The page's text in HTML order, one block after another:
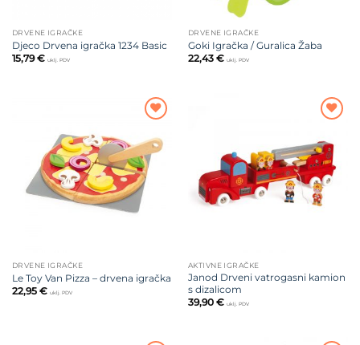
DRVENE IGRAČKE
Djeco Drvena igračka 1234 Basic
15,79€ uklj. PDV
DRVENE IGRAČKE
Goki Igračka / Guralica Žaba
22,43 € uklj. PDV
na listu
želja
DRVENE IGRAČKE
Le Toy Van Pizza – drvena igračka
22,95 € uklj. PDV
na listu
želja
AKTIVNE IGRAČKE
Janod Drveni vatrogasni kamion
s dizalicom
39,90 € uklj. PDV